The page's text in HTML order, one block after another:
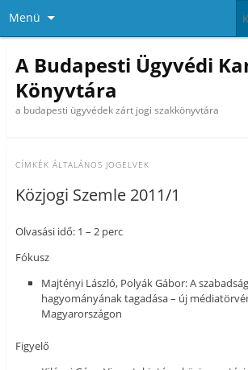
Menü
A Budapesti Ügyvédi
Könyvtára
a budapesti ügyvédek zárt jogi szakkönyvtára
CÍMKÉK ÁLTALÁNOS JOGELVEK
Közjogi Szemle 2011/1
Olvasási idő: 1 – 2 perc
Fókusz
Majtényi László, Polyák Gábor: A
hagyományának tagadása – új
Magyarországon
Figyelő